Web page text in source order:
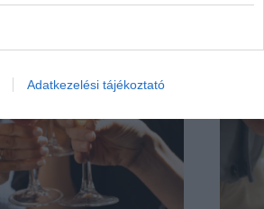
Adatkezelési tájékoztató